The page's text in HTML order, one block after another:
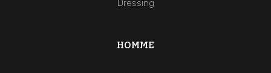
HOMME
Dressing